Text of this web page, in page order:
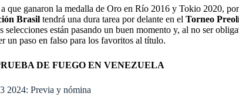
que ganaron la medalla de Oro en Río 2016 y Tokio 2020,
Brasil tendrá una dura tarea por delante en el Torneo
selecciones están pasando un buen momento y, al no ser
un paso en falso para los favoritos al título.
DE FUEGO EN VENEZUELA
2024: Previa y nómina